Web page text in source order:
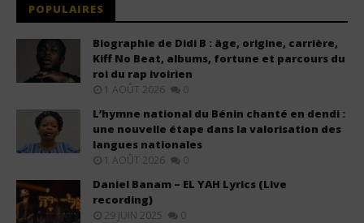
POPULAIRES
Biographie de Didi B : âge, origine, carrière,
Kiff No Beat, albums, fortune et parcours du
roi du rap ivoirien
1 AOÛT 2026 0
L’hymne national du Bénin chanté en dendi :
une nouvelle étape dans la valorisation des
langues nationales
1 AOÛT 2026 0
Daniel Banam – EL YAH Lyrics (Live
recording)
29 JUIN 2025 0